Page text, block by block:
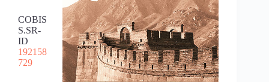
COBIS
S.SR-
ID
192158
729